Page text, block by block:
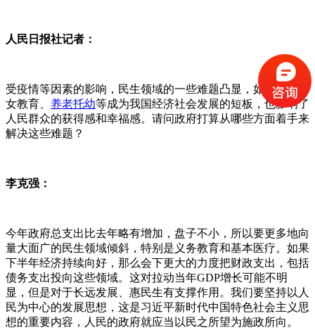
人民日报社记者：
受疫情等因素的影响，民生领域的一些难题凸显，如就医、子
女教育、 养老托幼等成为我国经济社会发展的短板，也影响了
人民群众的获得感和幸福感。请问政府打算从哪些方面着手来
解决这些难题？
李克强：
今年政府总支出比去年略有增加，盘子不小，所以要更多地向
量大面广的民生领域倾斜，特别是义务教育和基本医疗。如果
下半年经济持续向好，那么会下更大的力度把财政支出，包括
债务支出投向这些领域。这对拉动当年GDP增长可能不明
显，但是对于长远发展、惠民生有支撑作用。我们要坚持以人
民为中心的发展思想，这是习近平新时代中国特色社会主义思
想的重要内容，人民的政府就应当以民之所望为施政所向。